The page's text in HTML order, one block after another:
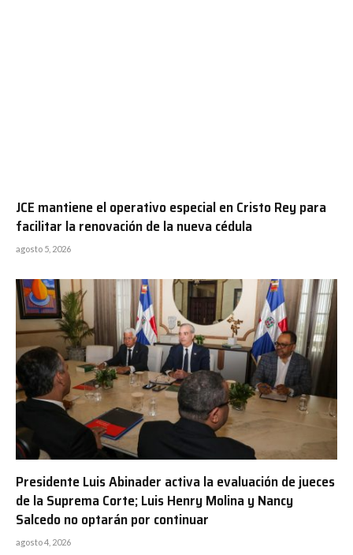
JCE mantiene el operativo especial en Cristo Rey para
facilitar la renovación de la nueva cédula
agosto 5, 2026
Presidente Luis Abinader activa la evaluación de jueces
de la Suprema Corte; Luis Henry Molina y Nancy
Salcedo no optarán por continuar
agosto 4, 2026